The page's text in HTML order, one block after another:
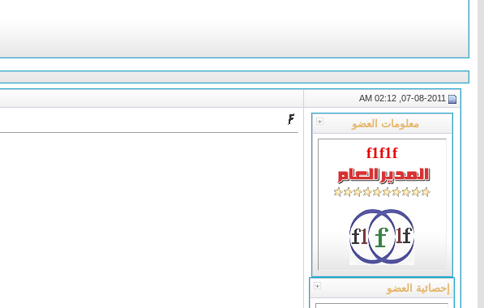
معلومات العضو
f1f1f
إحصائية العضو